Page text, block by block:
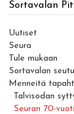
Sortavalan
Uutiset
Seura
Tule mukaan
Sortavalan seutu
Menneitä
Talvisodan
Seuran 70-